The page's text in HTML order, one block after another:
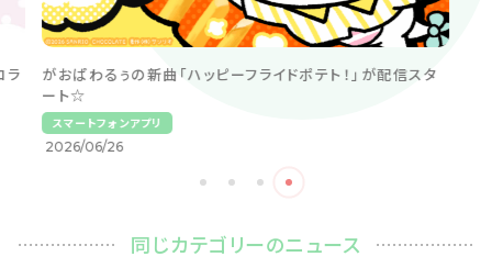
ラ
がおぱわるぅの新曲「ハッピーフライドポテト！」が配信スタ
ート☆
スマートフォンアプリ
2026/06/26
同じカテゴリーのニュース